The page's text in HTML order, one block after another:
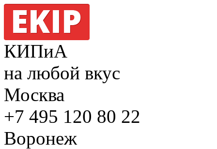
КИПиА
на любой вкус
Москва
+7 495 120 80 22
Воронеж